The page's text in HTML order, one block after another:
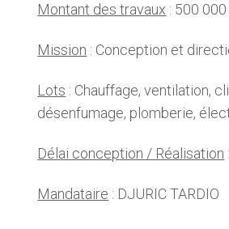
Montant des travaux : 500
Mission : Conception et
Lots : Chauffage, ventilation,
désenfumage, plomberie,
Délai conception / Réalisation
Mandataire : DJURIC TARDIO